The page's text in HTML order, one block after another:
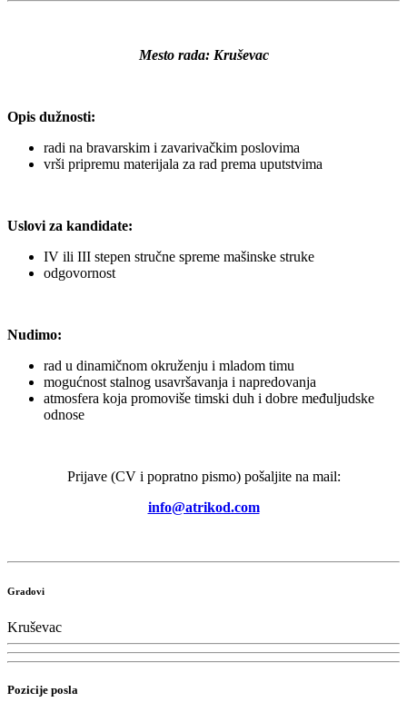
Mesto rada: Kruševac
Opis dužnosti:
radi na bravarskim i zavarivačkim poslovima
vrši pripremu materijala za rad prema uputstvima
Uslovi za kandidate:
IV ili III stepen stručne spreme mašinske struke
odgovornost
Nudimo:
rad u dinamičnom okruženju i mladom timu
mogućnost stalnog usavršavanja i napredovanja
atmosfera koja promoviše timski duh i dobre međuljudske
odnose
Prijave (CV i popratno pismo) pošaljite na mail:
info@atrikod.com
Gradovi
Kruševac
Pozicije posla